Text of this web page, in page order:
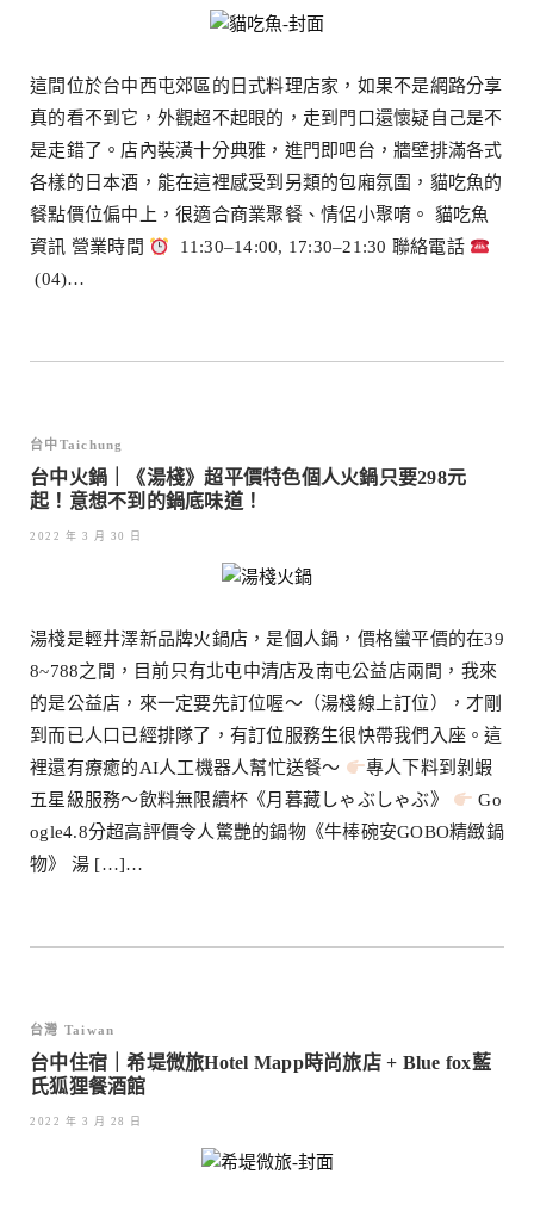
這間位於台中西屯郊區的日式料理店家，如果不是網路分享
真的看不到它，外觀超不起眼的，走到門口還懷疑自己是不
是走錯了。店內裝潢十分典雅，進門即吧台，牆壁排滿各式
各樣的日本酒，能在這裡感受到另類的包廂氛圍，貓吃魚的
餐點價位偏中上，很適合商業聚餐、情侶小聚唷。 貓吃魚
資訊 營業時間
11:30–14:00, 17:30–21:30 聯絡電話
(04)…
台中Taichung
台中火鍋｜《湯棧》超平價特色個人火鍋只要298元
起！意想不到的鍋底味道！
2022 年 3 月 30 日
湯棧是輕井澤新品牌火鍋店，是個人鍋，價格蠻平價的在39
8~788之間，目前只有北屯中清店及南屯公益店兩間，我來
的是公益店，來一定要先訂位喔～（湯棧線上訂位），才剛
到而已人口已經排隊了，有訂位服務生很快帶我們入座。這
裡還有療癒的AI人工機器人幫忙送餐～
專人下料到剝蝦
五星級服務～飲料無限續杯《月暮藏しゃぶしゃぶ》
Go
ogle4.8分超高評價令人驚艷的鍋物《牛棒碗安GOBO精緻鍋
物》 湯 […]…
台灣 Taiwan
台中住宿｜希堤微旅Hotel Mapp時尚旅店 + Blue fox藍
氏狐狸餐酒館
2022 年 3 月 28 日